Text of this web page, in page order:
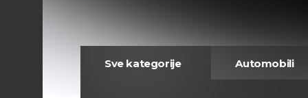
Sve kategorije Automobili